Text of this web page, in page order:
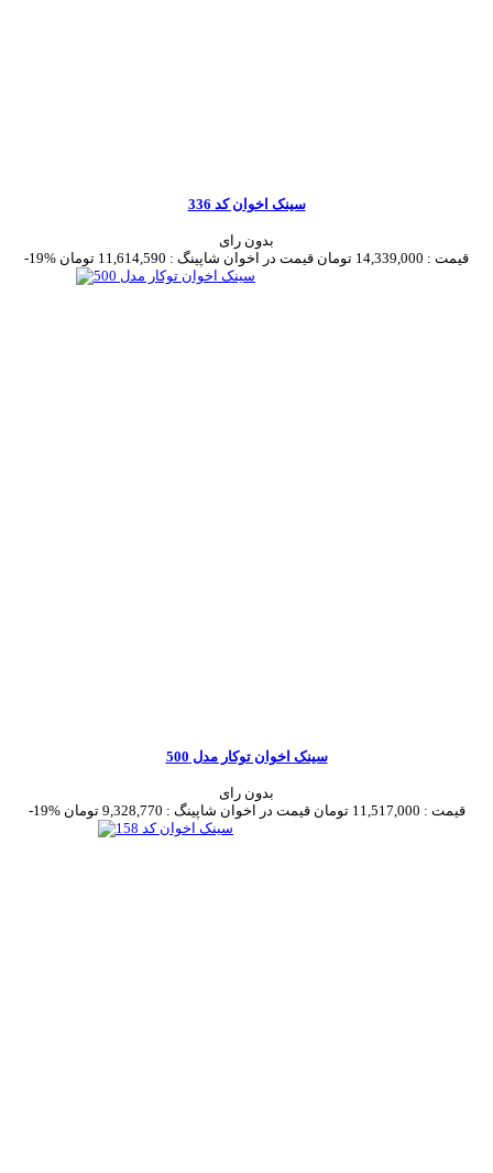
سینک اخوان کد 336
بدون رای
-19%
قیمت : 14,339,000 تومان قیمت در اخوان شاپینگ : 11,614,590 تومان
سینک اخوان توکار مدل 500
بدون رای
-19%
قیمت : 11,517,000 تومان قیمت در اخوان شاپینگ : 9,328,770 تومان